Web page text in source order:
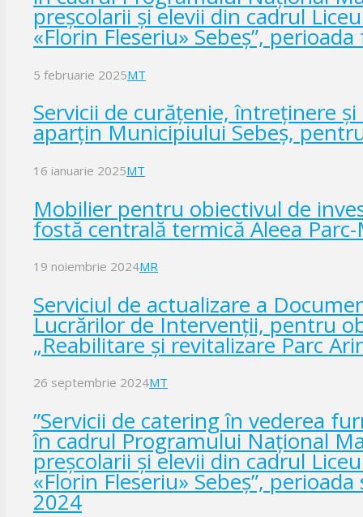
preșcolarii și elevii din cadrul
«Florin Fleseriu» Sebeș”,
5 februarie 2025MT
Servicii de curățenie, întreținere
aparțin Municipiului Sebeș,
16 ianuarie 2025MT
Mobilier pentru obiectivul de
fostă centrală termică Aleea
19 noiembrie 2024MR
Serviciul de actualizare a
Lucrărilor de Intervenții, pentru
„Reabilitare și revitalizare Parc
26 septembrie 2024MT
”Servicii de catering în vederea
în cadrul Programului Național
preșcolarii și elevii din cadrul
«Florin Fleseriu» Sebeș”,
2024